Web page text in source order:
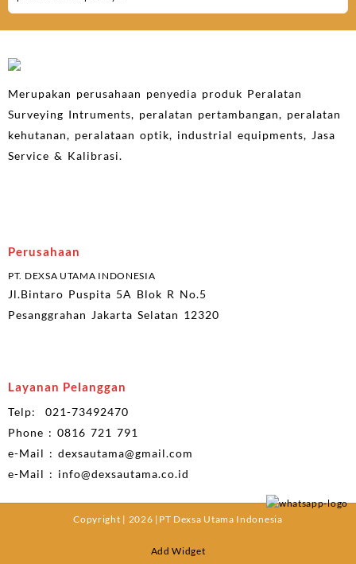
Merupakan perusahaan penyedia produk Peralatan
Surveying Intruments, peralatan pertambangan, peralatan
kehutanan, peralataan optik, industrial equipments, Jasa
Service & Kalibrasi.
Perusahaan
PT. DEXSA UTAMA INDONESIA
Jl.Bintaro Puspita 5A Blok R No.5
Pesanggrahan Jakarta Selatan 12320
Layanan Pelanggan
Telp: 021-73492470
Phone : 0816 721 791
e-Mail : dexsautama@gmail.com
e-Mail : info@dexsautama.co.id
Copyright | 2026 |PT Dexsa Utama Indonesia
Add Widget